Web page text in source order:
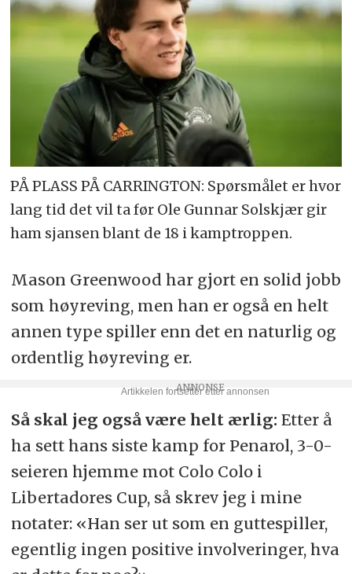
PÅ PLASS PÅ CARRINGTON: Spørsmålet er hvor
lang tid det vil ta før Ole Gunnar Solskjær gir
ham sjansen blant de 18 i kamptroppen.
Mason Greenwood har gjort en solid jobb
som høyreving, men han er også en helt
annen type spiller enn det en naturlig og
ordentlig høyreving er.
Så skal jeg også være helt ærlig: Etter å
ha sett hans siste kamp for Penarol, 3-0-
seieren hjemme mot Colo Colo i
Libertadores Cup, så skrev jeg i mine
notater: «Han ser ut som en guttespiller,
egentlig ingen positive involveringer, hva